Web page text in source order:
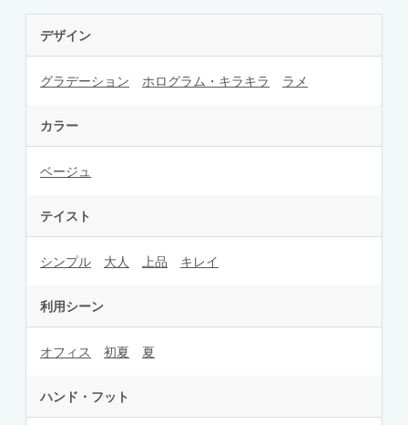
デザイン
グラデーション ホログラム・キラキラ ラメ
カラー
ベージュ
テイスト
シンプル 大人 上品 キレイ
利用シーン
オフィス 初夏 夏
ハンド・フット